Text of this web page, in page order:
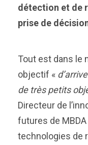
détection et de
prise de
Tout est dans le
objectif «
de très petits
Directeur de
futures de
technologies de